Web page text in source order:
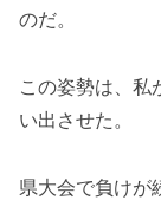
のだ。
この姿勢は、私
い出させた。
県大会で負けが